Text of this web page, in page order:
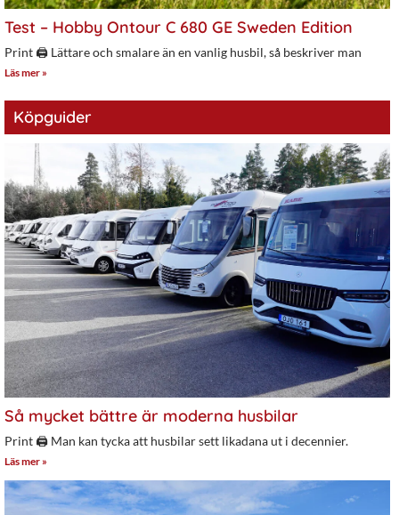
Test – Hobby Ontour C 680 GE Sweden Edition
Print 🖨 Lättare och smalare än en vanlig husbil, så beskriver man
Läs mer »
Köpguider
Så mycket bättre är moderna husbilar
Print 🖨 Man kan tycka att husbilar sett likadana ut i decennier.
Läs mer »